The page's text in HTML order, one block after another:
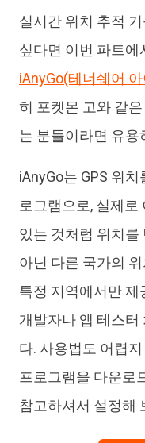
실시간 위치 추적
싶다면 이번 파트에
iAnyGo(테너쉐어
히 포켓몬 고와 같
는 분들이라면 유용
iAnyGo는 GPS 위
로그램으로, 실제로
있는 것처럼 위치를
아닌 다른 국가의
특정 지역에서만
개발자나 앱 테스터
다. 사용법도 어렵
프로그램을 다운로
참고하셔서 설정해